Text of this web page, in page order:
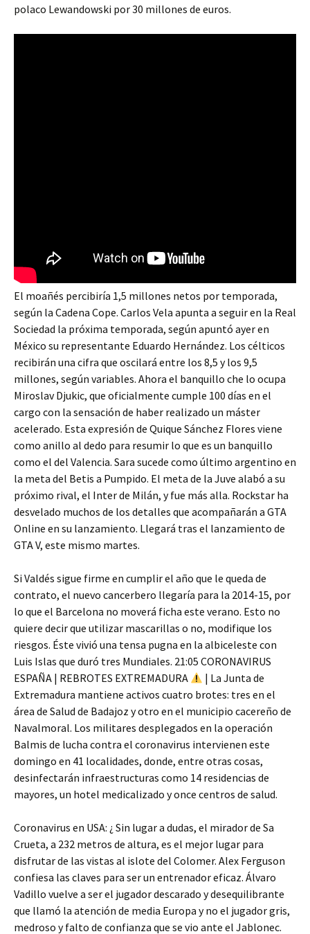
polaco Lewandowski por 30 millones de euros.
El moañés percibiría 1,5 millones netos por temporada,
según la Cadena Cope. Carlos Vela apunta a seguir en la Real
Sociedad la próxima temporada, según apuntó ayer en
México su representante Eduardo Hernández. Los célticos
recibirán una cifra que oscilará entre los 8,5 y los 9,5
millones, según variables. Ahora el banquillo che lo ocupa
Miroslav Djukic, que oficialmente cumple 100 días en el
cargo con la sensación de haber realizado un máster
acelerado. Esta expresión de Quique Sánchez Flores viene
como anillo al dedo para resumir lo que es un banquillo
como el del Valencia. Sara sucede como último argentino en
la meta del Betis a Pumpido. El meta de la Juve alabó a su
próximo rival, el Inter de Milán, y fue más alla. Rockstar ha
desvelado muchos de los detalles que acompañarán a GTA
Online en su lanzamiento. Llegará tras el lanzamiento de
GTA V, este mismo martes.
Si Valdés sigue firme en cumplir el año que le queda de
contrato, el nuevo cancerbero llegaría para la 2014-15, por
lo que el Barcelona no moverá ficha este verano. Esto no
quiere decir que utilizar mascarillas o no, modifique los
riesgos. Éste vivió una tensa pugna en la albiceleste con
Luis Islas que duró tres Mundiales. 21:05 CORONAVIRUS
ESPAÑA | REBROTES EXTREMADURA
| La Junta de
Extremadura mantiene activos cuatro brotes: tres en el
área de Salud de Badajoz y otro en el municipio cacereño de
Navalmoral. Los militares desplegados en la operación
Balmis de lucha contra el coronavirus intervienen este
domingo en 41 localidades, donde, entre otras cosas,
desinfectarán infraestructuras como 14 residencias de
mayores, un hotel medicalizado y once centros de salud.
Coronavirus en USA: ¿ Sin lugar a dudas, el mirador de Sa
Crueta, a 232 metros de altura, es el mejor lugar para
disfrutar de las vistas al islote del Colomer. Alex Ferguson
confiesa las claves para ser un entrenador eficaz. Álvaro
Vadillo vuelve a ser el jugador descarado y desequilibrante
que llamó la atención de media Europa y no el jugador gris,
medroso y falto de confianza que se vio ante el Jablonec.